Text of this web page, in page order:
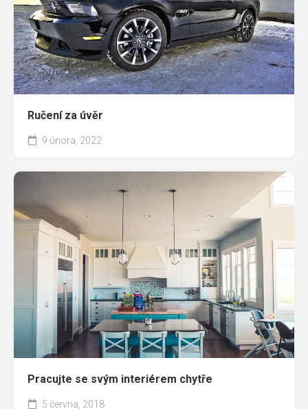
Ručení za úvěr
9 února, 2022
Pracujte se svým interiérem chytře
5 června, 2018